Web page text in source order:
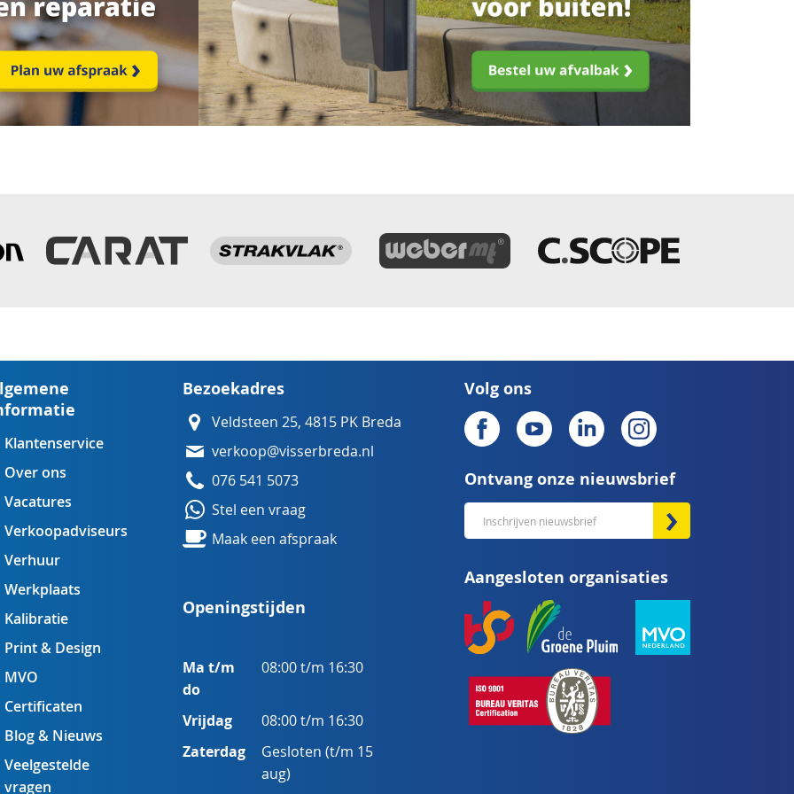
Klantenservice
Over ons
Vacatures
Verkoopadviseurs
Verhuur
Werkplaats
Kalibratie
Print & Design
MVO
Certificaten
Blog & Nieuws
Veelgestelde
vragen
Bezoekadres
Veldsteen 25, 4815 PK Breda
verkoop@visserbreda.nl
076 541 5073
Stel een vraag
Maak een afspraak
Openingstijden
Ma t/m
do
08:00 t/m 16:30
Vrijdag 08:00 t/m 16:30
Zaterdag
Gesloten (t/m 15
aug)
Volg ons
Ontvang onze nieuwsbrief
Abonneer
u
onze
nieuwsbrief
Aangesloten organisaties